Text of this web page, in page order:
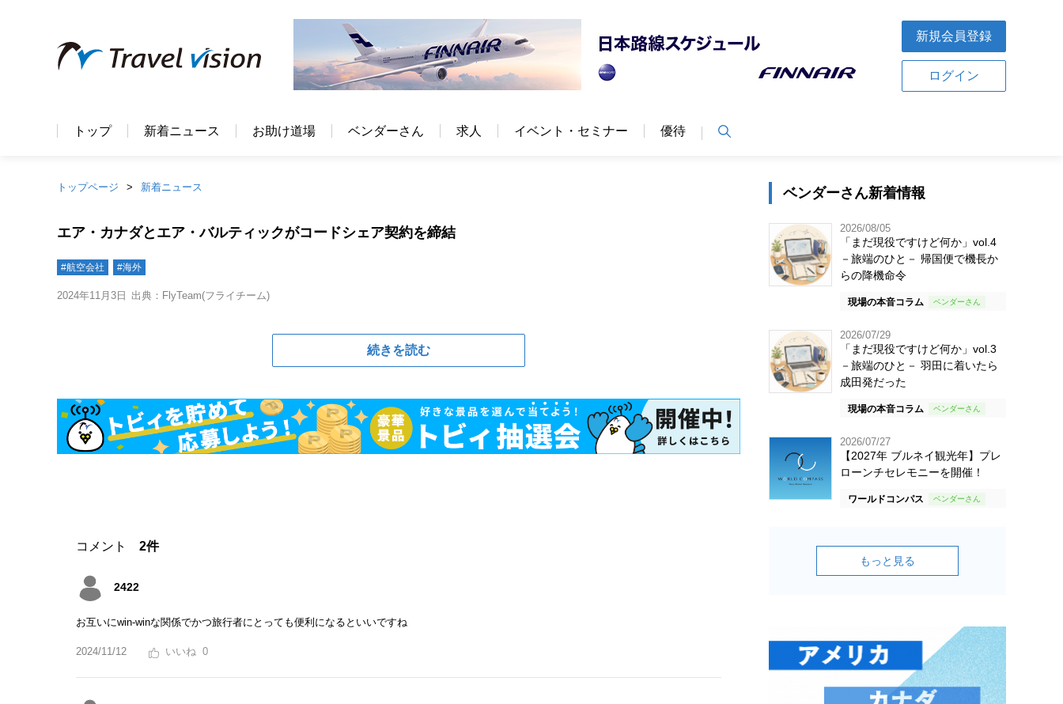
新規会員登録
ログイン
トップ 新着ニュース お助け道場 ベンダーさん 求人 イベント・セミナー 優待
トップページ 新着ニュース
エア・カナダとエア・バルティックがコードシェア契約を締結
#航空会社 #海外
2024年11月3日 出典：FlyTeam(フライチーム)
続きを読む
コメント 2件
2422
お互いにwin-winな関係でかつ旅行者にとっても便利になるといいですね
2024/11/12 0
ベンダーさん新着情報
2026/08/05
「まだ現役ですけど何か」vol.4
－旅端のひと－ 帰国便で機長か
らの降機命令
現場の本音コラム
2026/07/29
「まだ現役ですけど何か」vol.3
－旅端のひと－ 羽田に着いたら
成田発だった
現場の本音コラム
2026/07/27
【2027年 ブルネイ観光年】プレ
ローンチセレモニーを開催！
ワールドコンパス
もっと見る